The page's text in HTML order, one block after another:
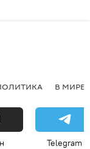
В МИРЕ
Telegram